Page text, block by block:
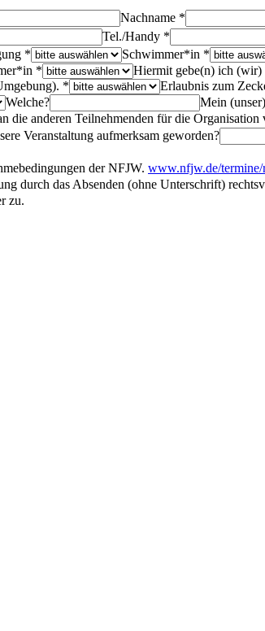
Nachname *
Tel./Handy *
* Schwimmer*in *
*
Hiermit gebe(n) ich (wir)
*
Erlaubnis zum
Welche? Mein
die anderen Teilnehmenden für die
Veranstaltung aufmerksam geworden?
der NFJW. www.nfjw.de/termine/
durch das Absenden (ohne Unterschrift)
zu.